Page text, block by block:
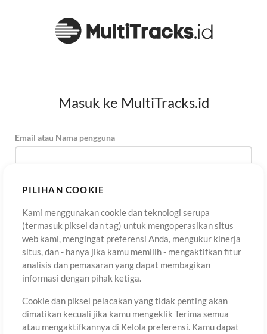
PILIHAN COOKIE
Kami menggunakan cookie dan teknologi serupa
(termasuk piksel dan tag) untuk mengoperasikan situs
web kami, mengingat preferensi Anda, mengukur kinerja
situs, dan - hanya jika kamu memilih - mengaktifkan fitur
analisis dan pemasaran yang dapat membagikan
informasi dengan pihak ketiga.
Cookie dan piksel pelacakan yang tidak penting akan
dimatikan kecuali jika kamu mengeklik Terima semua
atau mengaktifkannya di Kelola preferensi. Kamu dapat
Masuk ke MultiTracks.id
Email atau Nama pengguna
DaftarLupa Kata Sandi? Masuk
Tentang Ketentuan Penggunaan Kebijakan Privasi
©2006-2026 oleh MultiTracks.com LLC. Semua Hak Cipta Dilindungi
Undang-Undang.